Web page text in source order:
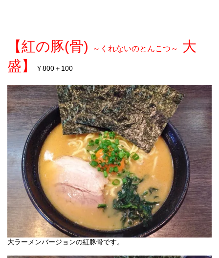
【紅の豚(骨) ～くれないのとんこつ～
大
盛】
￥ 800＋ 100
大ラーメンバージョンの紅豚骨です。